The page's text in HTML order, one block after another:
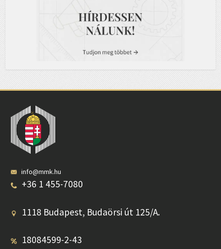
info@mmk.hu
+36 1 455-7080
1118 Budapest, Budaörsi út 125/A.
18084599-2-43